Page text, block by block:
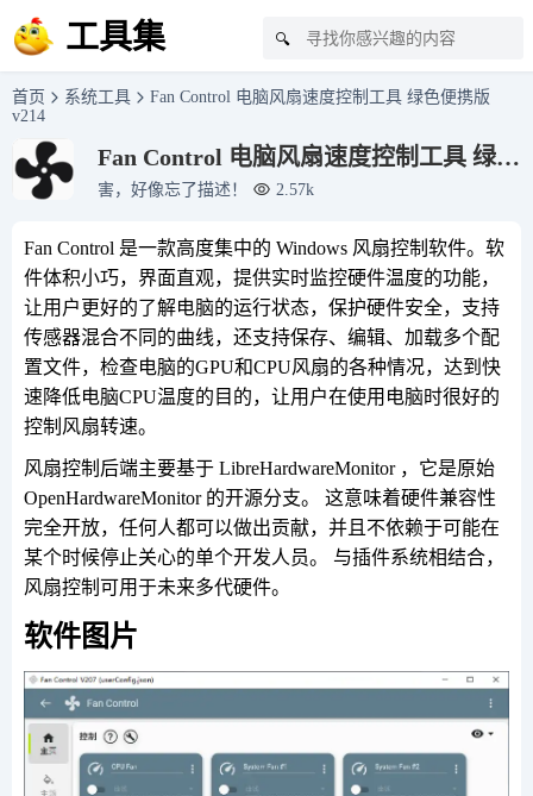
工具集 🔍
首页 系统工具
Fan Control 电脑风扇速度控制工具 绿色便携版
v214
Fan Control 电脑风扇速度控制工具 绿色
便携版 v214
害，好像忘了描述！ 2.57k
Fan Control 是一款高度集中的 Windows 风扇控制软件。软
件体积小巧，界面直观，提供实时监控硬件温度的功能，
让用户更好的了解电脑的运行状态，保护硬件安全，支持
传感器混合不同的曲线，还支持保存、编辑、加载多个配
置文件，检查电脑的GPU和CPU风扇的各种情况，达到快
速降低电脑CPU温度的目的，让用户在使用电脑时很好的
控制风扇转速。
风扇控制后端主要基于 LibreHardwareMonitor ，它是原始
OpenHardwareMonitor 的开源分支。 这意味着硬件兼容性
完全开放，任何人都可以做出贡献，并且不依赖于可能在
某个时候停止关心的单个开发人员。 与插件系统相结合，
风扇控制可用于未来多代硬件。
软件图片